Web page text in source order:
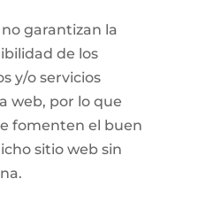
no garantizan la
de los
y/o servicios
web, por lo que
fomenten el buen
sitio web sin